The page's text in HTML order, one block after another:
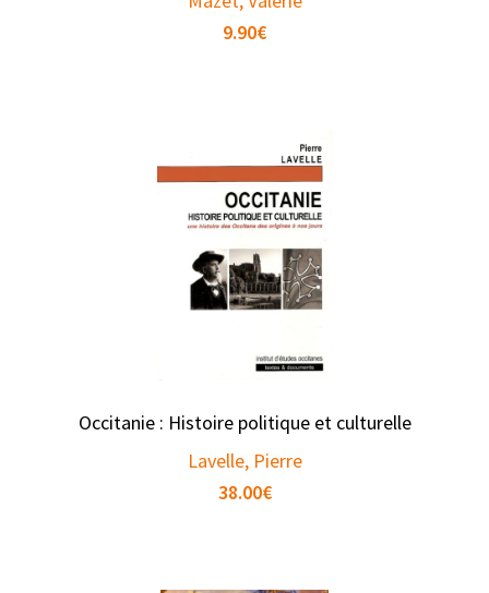
9.90€
Occitanie : Histoire politique et culturelle
Lavelle, Pierre
38.00€